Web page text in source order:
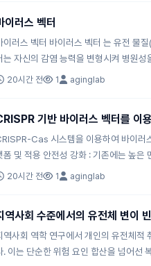
이러스 벡터
이러스 벡터 바이러스 벡터 는 유전 물
는 자신의 감염 능력을 변형시켜 병원
20시간 전 1 aginglab
기반 바이러스 벡터를 이
Cas 시스템을 이용하여 바이러
폼 및 적용 안전성 강화 : 기존에는 높은
20시간 전 1 aginglab
역사회 수준에서의 유전체 변이
역사회 역학 연구에서 개인의 유전체
. 이는 단순한 위험 요인 합산을 넘어선